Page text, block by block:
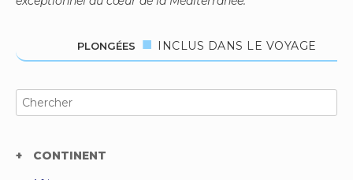
PLONGÉES INCLUS DANS LE VOYAGE
Search
for:
CONTINENT